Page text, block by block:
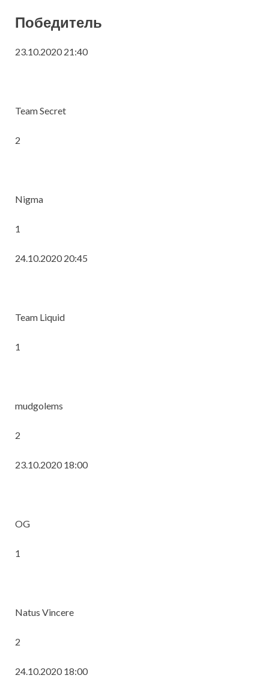
Победитель
23.10.2020 21:40
Team Secret
2
Nigma
1
24.10.2020 20:45
Team Liquid
1
mudgolems
2
23.10.2020 18:00
OG
1
Natus Vincere
2
24.10.2020 18:00